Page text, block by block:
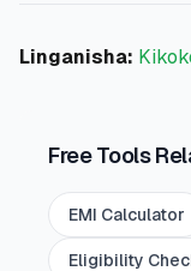
Linganisha:
Free Tools
EMI Calculator
Eligibility